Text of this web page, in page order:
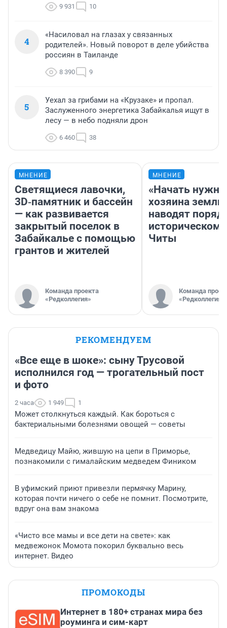
9 931 10
4
«Насиловал на глазах у связанных
родителей». Новый поворот в деле убийства
россиян в Таиланде
8 390 9
5
Уехал за грибами на «Крузаке» и пропал.
Заслуженного энергетика Забайкалья ищут в
лесу — в небо подняли дрон
6 460 38
МНЕНИЕ
Светящиеся лавочки,
3D‑памятник и бассейн
— как развивается
закрытый поселок в
Забайкалье с помощью
грантов и жителей
Команда проекта
«Редколлегия»
МНЕНИЕ
«Начать нужно
хозяина
наводят
историческом
Читы
Команда
«Редколлегия»
РЕКОМЕНДУЕМ
«Все еще в шоке»: сыну Трусовой
исполнился год — трогательный пост
и фото
2 часа 1 949 1
Может столкнуться каждый. Как бороться с
бактериальными болезнями овощей — советы
Медведицу Майю, жившую на цепи в Приморье,
познакомили с гималайским медведем Фиником
В уфимский приют привезли пермячку Марину,
которая почти ничего о себе не помнит. Посмотрите,
вдруг она вам знакома
«Чисто все мамы и все дети на свете»: как
медвежонок Момота покорил буквально весь
интернет. Видео
ПРОМОКОДЫ
Интернет в 180+ странах мира без
роуминга и сим-карт